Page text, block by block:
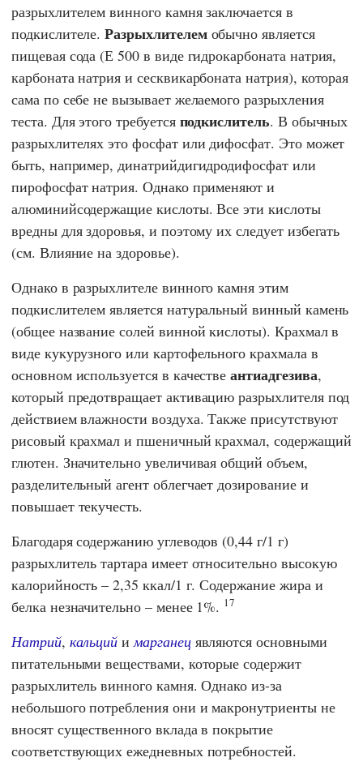
разрыхлителем винного камня заключается в
подкислителе. Разрыхлителемобычно является
пищевая сода (Е 500 в виде гидрокарбоната натрия,
карбоната натрия и сесквикарбоната натрия), которая
сама по себе не вызывает желаемого разрыхления
теста. Для этого требуется подкислитель. В обычных
разрыхлителях это фосфат или дифосфат. Это может
быть, например, динатрийдигидродифосфат или
пирофосфат натрия. Однако применяют и
алюминийсодержащие кислоты. Все эти кислоты
вредны для здоровья, и поэтому их следует избегать
(см. Влияние на здоровье).
Однако в разрыхлителе винного камня этим
подкислителем является натуральный винный камень
(общее название солей винной кислоты). Крахмал в
виде кукурузного или картофельного крахмала в
основном используется в качествеантиадгезива,
который предотвращает активацию разрыхлителя под
действием влажности воздуха. Также присутствуют
рисовый крахмал и пшеничный крахмал, содержащий
глютен. Значительно увеличивая общий объем,
разделительный агент облегчает дозирование и
повышает текучесть.
Благодаря содержанию углеводов (0,44 г/1 г)
разрыхлитель тартара имеет относительно высокую
калорийность – 2,35 ккал/1 г. Содержание жира и
белка незначительно – менее 1%. 17
Натрий, кальций имарганецявляются основными
питательными веществами, которые содержит
разрыхлитель винного камня. Однако из-за
небольшого потребления они и макронутриенты не
вносят существенного вклада в покрытие
соответствующих ежедневных потребностей.